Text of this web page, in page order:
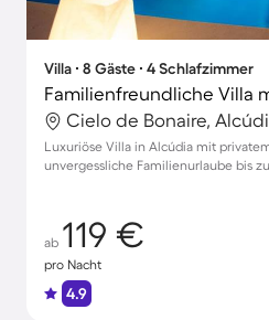
Villa ∙ 8 Gäste ∙ 4 Schlafzimmer
Cielo de Bonaire,
Luxuriöse Villa in Alcúdia mit
unvergessliche Familienurlaube bis
ab 119 €
pro Nacht
4.9